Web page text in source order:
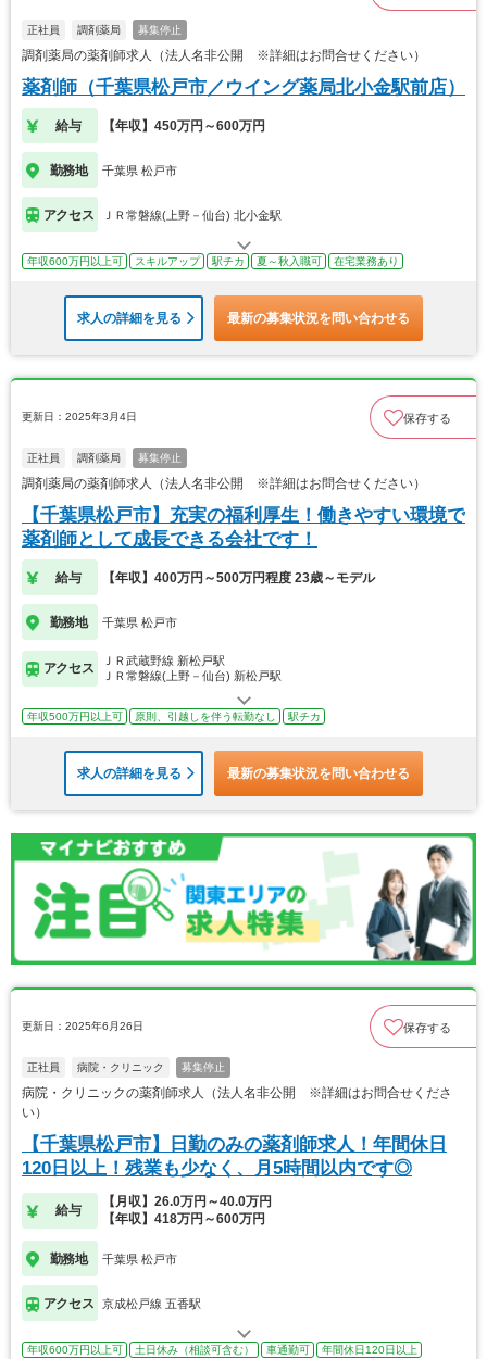
正社員 調剤薬局 募集停止
調剤薬局の薬剤師求人（法人名非公開 ※詳細はお問合せください）
薬剤師（千葉県松戸市／ウイング薬局北小金駅前店）
給与 【年収】450万円～600万円
勤務地 千葉県 松戸市
アクセス ＪＲ常磐線(上野－仙台) 北小金駅
年収600万円以上可 スキルアップ 駅チカ 夏～秋入職可 在宅業務あり
求人の詳細を見る 最新の募集状況を問い合わせる
更新日：2025年3月4日 保存する
正社員 調剤薬局 募集停止
調剤薬局の薬剤師求人（法人名非公開 ※詳細はお問合せください）
【千葉県松戸市】充実の福利厚生！働きやすい環境で
薬剤師として成長できる会社です！
給与 【年収】400万円～500万円程度 23歳～モデル
勤務地 千葉県 松戸市
アクセス
ＪＲ武蔵野線 新松戸駅
ＪＲ常磐線(上野－仙台) 新松戸駅
年収500万円以上可 原則、引越しを伴う転勤なし 駅チカ
求人の詳細を見る 最新の募集状況を問い合わせる
更新日：2025年6月26日 保存する
正社員 病院・クリニック 募集停止
病院・クリニックの薬剤師求人（法人名非公開 ※詳細はお問合せくださ
い）
【千葉県松戸市】日勤のみの薬剤師求人！年間休日
120日以上！残業も少なく、月5時間以内です◎
給与
【月収】26.0万円～40.0万円
【年収】418万円～600万円
勤務地 千葉県 松戸市
アクセス 京成松戸線 五香駅
年収600万円以上可 土日休み（相談可含む） 車通勤可 年間休日120日以上